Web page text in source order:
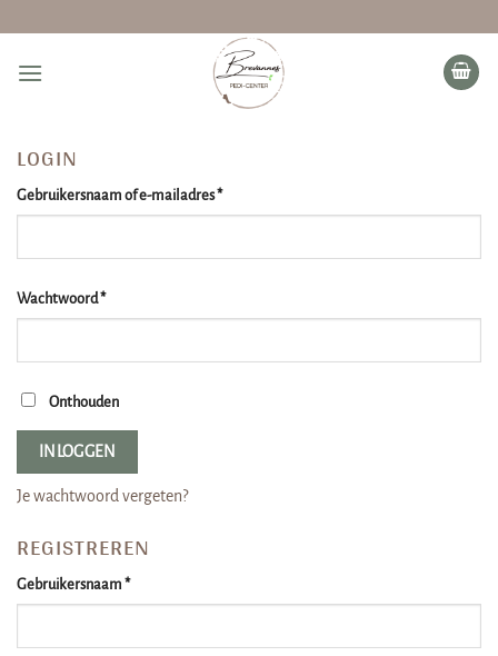
inhoud
LOGIN
Gebruikersnaam of e-mailadres*Vereist
Wachtwoord*Vereist
Onthouden
INLOGGEN
Je wachtwoord vergeten?
REGISTREREN
Gebruikersnaam *Vereist